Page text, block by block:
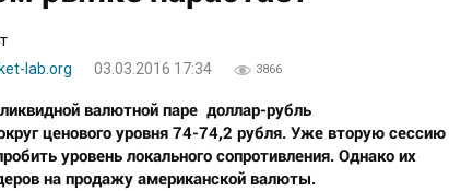
lab.org 03.03.2016 17:34 3866
валютной паре доллар-рубль
ценового уровня 74-74,2 рубля. Уже вторую сессию
уровень локального сопротивления. Однако их
на продажу американской валюты.